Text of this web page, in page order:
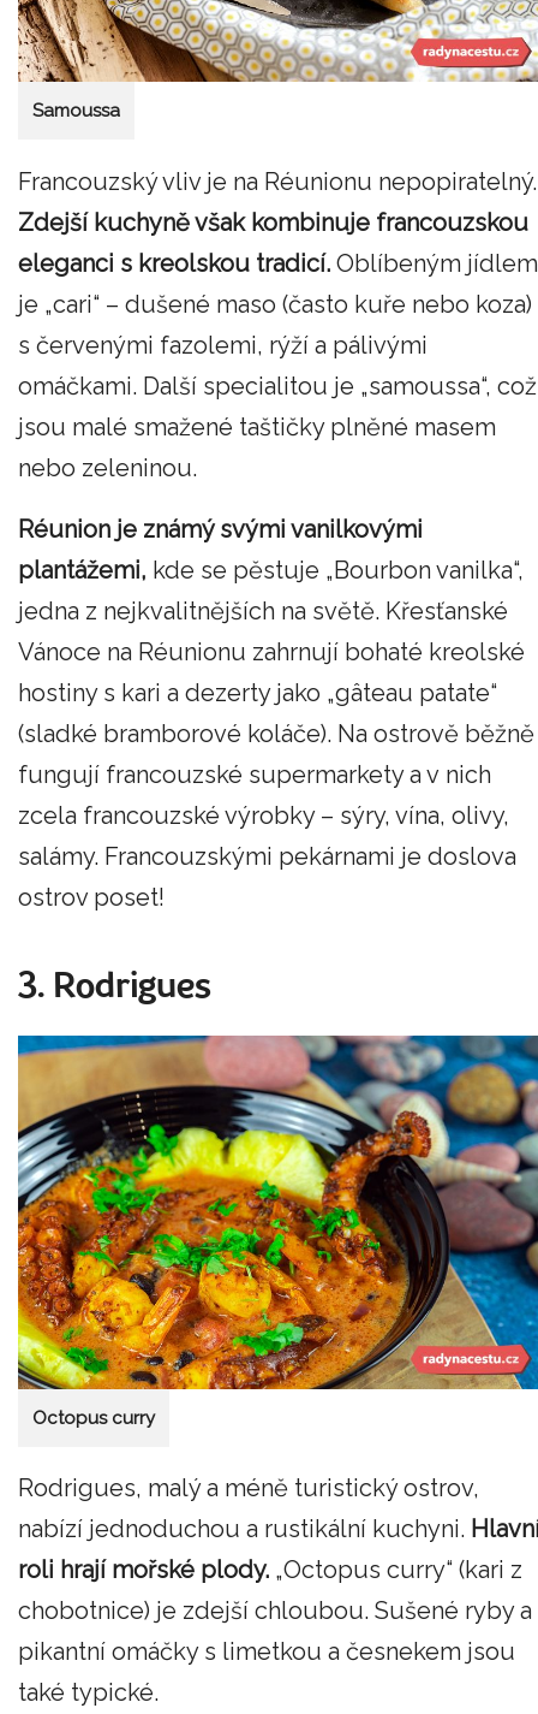
Samoussa
Francouzský vliv je na Réunionu nepopiratelný.
Zdejší kuchyně však kombinuje francouzskou
eleganci s kreolskou tradicí. Oblíbeným jídlem
je „cari“ – dušené maso (často kuře nebo koza)
s červenými fazolemi, rýží a pálivými
omáčkami. Další specialitou je „samoussa“, což
jsou malé smažené taštičky plněné masem
nebo zeleninou.
Réunion je známý svými vanilkovými
plantážemi, kde se pěstuje „Bourbon vanilka“,
jedna z nejkvalitnějších na světě. Křesťanské
Vánoce na Réunionu zahrnují bohaté kreolské
hostiny s kari a dezerty jako „gâteau patate“
(sladké bramborové koláče). Na ostrově běžně
fungují francouzské supermarkety a v nich
zcela francouzské výrobky – sýry, vína, olivy,
salámy. Francouzskými pekárnami je doslova
ostrov poset!
3. Rodrigues
Octopus curry
Rodrigues, malý a méně turistický ostrov,
nabízí jednoduchou a rustikální kuchyni.
roli hrají mořské plody. „Octopus curry“ (kari z
chobotnice) je zdejší chloubou. Sušené ryby a
pikantní omáčky s limetkou a česnekem jsou
také typické.